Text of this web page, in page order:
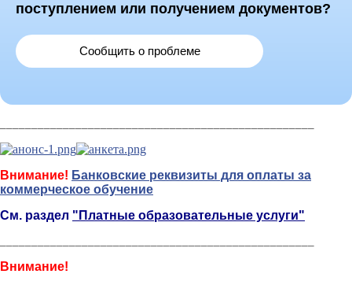
поступлением или получением документов?
Сообщить о проблеме
Внимание! Банковские реквизиты для оплаты за
коммерческое обучение
См. раздел "Платные образовательные услуги"
Внимание!